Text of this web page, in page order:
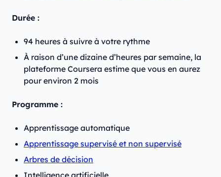
Durée :
94 heures à suivre à votre rythme
À raison d’une dizaine d’heures par semaine, la
plateforme Coursera estime que vous en aurez
pour environ 2 mois
Programme :
Apprentissage automatique
Apprentissage supervisé et non supervisé
Arbres de décision